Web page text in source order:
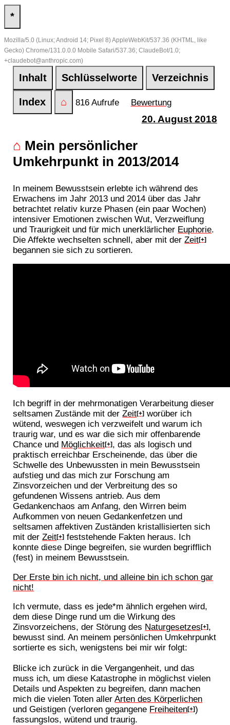
*
Mozilla/5.0 (Linux; Android 14; Pixel 8) AppleWebKit/537.36 (KHTML, like
Gecko) Chrome/131.0.0.0 Mobile Safari/537.36; ClaudeBot/1.0;
+claudebot@anthropic.com)
Inhalt Schlüsselworte Verzeichnis
Index ⌂ 816 Aufrufe Bewertung
20. August 2018
⌂ Mein persönlicher
Umkehrpunkt in 2013/2014
In meinem Bewusstsein erlebte ich während des
Erwachens im Jahr 2013 und 2014 über das Jahr
betrachtet relativ kurze Phasen (ein paar Wochen)
intensiver Emotionen zwischen Wut, Verzweiflung
und Traurigkeit und für mich unerklärlicher Euphorie.
Die Affekte wechselten schnell, aber mit derZeit[+]
begannen sie sich zu sortieren.
Ich begriff in der mehrmonatigen Verarbeitung dieser
seltsamen Zustände mit derZeit[+] worüber ich
wütend, weswegen ich verzweifelt und warum ich
traurig war, und es war die sich mir offenbarende
Chance und Möglichkeit[+] , das als logisch und
praktisch erreichbar Erscheinende, das über die
Schwelle des Unbewussten in mein Bewusstsein
aufstieg und das mich zur Forschung am
Zinsvorzeichen und der Verbreitung des so
gefundenen Wissens antrieb. Aus dem
Gedankenchaos am Anfang, den Wirren beim
Aufkommen von neuen Gedankenfetzen und
seltsamen affektiven Zuständen kristallisierten sich
mit derZeit[+] feststehende Fakten heraus. Ich
konnte diese Dinge begreifen, sie wurden begrifflich
(fest) in meinem Bewusstsein.
Der Erste bin ich nicht, und alleine bin ich schon gar
nicht!
Ich vermute, dass es jede*m ähnlich ergehen wird,
dem diese Dinge rund um die Wirkung des
Zinsvorzeichens, der Störung des Naturgesetzes[+] ,
bewusst sind. An meinem persönlichen Umkehrpunkt
sortierte es sich, wenigstens bei mir wir folgt:
Blicke ich zurück in die Vergangenheit, und das
muss ich, um diese Katastrophe in möglichst vielen
Details und Aspekten zu begreifen, dann machen
mich die vielen Toten allerArten des Körperlichen
und Geistigen (verloren gegangene Freiheiten[+])
fassungslos, wütend und traurig.